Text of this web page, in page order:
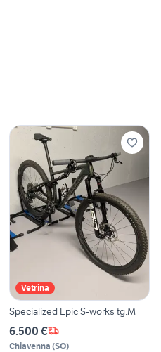
Vetrina
Specialized Epic S-works tg.M
6.500 €
Chiavenna (SO)